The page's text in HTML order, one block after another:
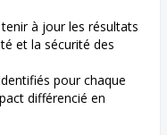
à jour les résultats
et la sécurité des
pour chaque
différencié en